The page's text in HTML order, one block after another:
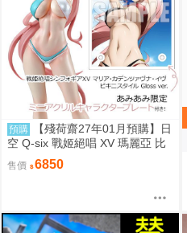
預購
【殘荷齋27年01月預購】日
空 Q-six 戰姬絕唱 XV 瑪麗亞 比
基尼Ver 1/7 油光版
售價 6850